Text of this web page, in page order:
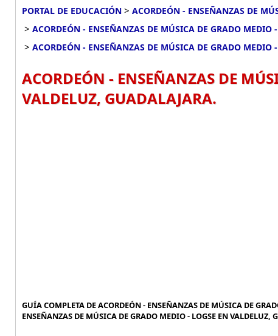
PORTAL DE EDUCACIÓN > ACORDEÓN - ENSEÑANZAS DE
> ACORDEÓN - ENSEÑANZAS DE MÚSICA DE GRADO MEDIO
> ACORDEÓN - ENSEÑANZAS DE MÚSICA DE GRADO MEDIO
ACORDEÓN - ENSEÑANZAS DE
VALDELUZ, GUADALAJARA.
GUÍA COMPLETA DE ACORDEÓN - ENSEÑANZAS DE MÚSICA DE
ENSEÑANZAS DE MÚSICA DE GRADO MEDIO - LOGSE EN VALDELUZ,